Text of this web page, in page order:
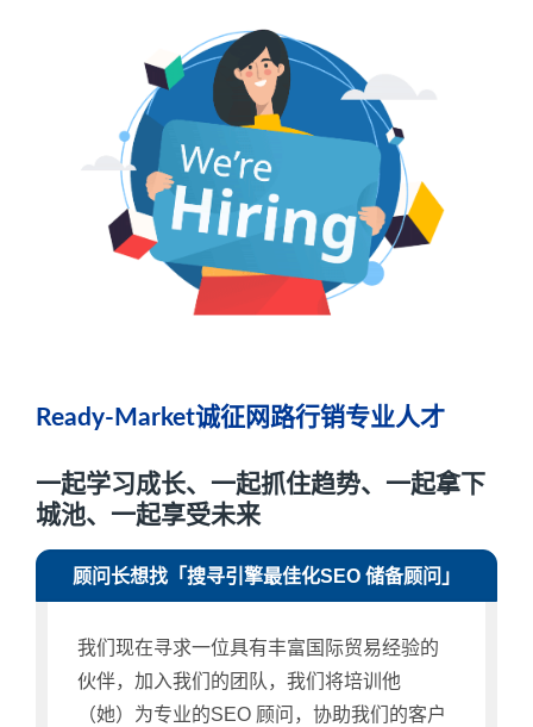
Ready-Market诚征网路行销专业人才
一起学习成长、一起抓住趋势、一起拿下
城池、一起享受未来
顾问长想找「搜寻引擎最佳化SEO 储备顾问」
我们现在寻求一位具有丰富国际贸易经验的
伙伴，加入我们的团队，我们将培训他
（她）为专业的SEO 顾问，协助我们的客户